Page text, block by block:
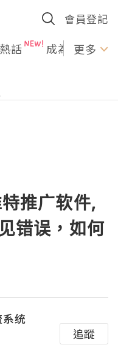
會員登記
話 成為U更多
推广软件,
错误，如何
统
追蹤